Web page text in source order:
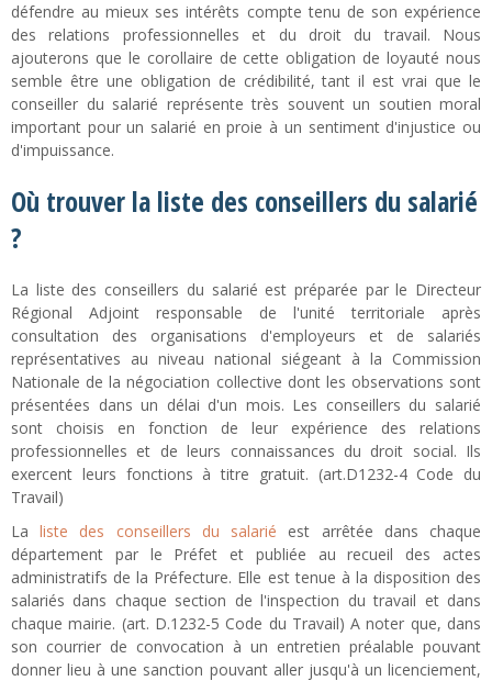
défendre au mieux ses intérêts compte tenu de son expérience
des relations professionnelles et du droit du travail. Nous
ajouterons que le corollaire de cette obligation de loyauté nous
semble être une obligation de crédibilité, tant il est vrai que le
conseiller du salarié représente très souvent un soutien moral
important pour un salarié en proie à un sentiment d'injustice ou
d'impuissance.
Où trouver la liste des conseillers du salarié
?
La liste des conseillers du salarié est préparée par le Directeur
Régional Adjoint responsable de l'unité territoriale après
consultation des organisations d'employeurs et de salariés
représentatives au niveau national siégeant à la Commission
Nationale de la négociation collective dont les observations sont
présentées dans un délai d'un mois. Les conseillers du salarié
sont choisis en fonction de leur expérience des relations
professionnelles et de leurs connaissances du droit social. Ils
exercent leurs fonctions à titre gratuit. (art.D1232-4 Code du
Travail)
Laliste des conseillers du salarié est arrêtée dans chaque
département par le Préfet et publiée au recueil des actes
administratifs de la Préfecture. Elle est tenue à la disposition des
salariés dans chaque section de l'inspection du travail et dans
chaque mairie. (art. D.1232-5 Code du Travail) A noter que, dans
son courrier de convocation à un entretien préalable pouvant
donner lieu à une sanction pouvant aller jusqu'à un licenciement,